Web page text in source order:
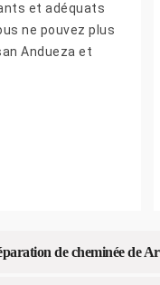
et adéquats
ne pouvez plus
Andueza et
de cheminée de